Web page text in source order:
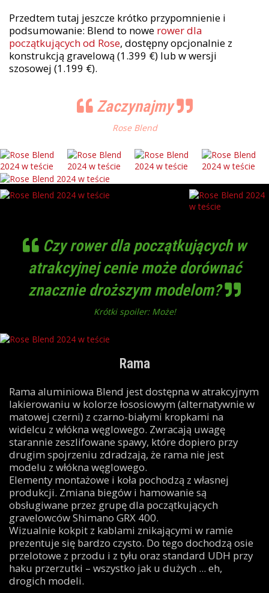
Przedtem tutaj jeszcze krótko przypomnienie i
podsumowanie: Blend to nowe rower dla
początkujących od Rose, dostępny opcjonalnie z
konstrukcją gravelową (1.399 €) lub w wersji
szosowej (1.199 €).
Zaczynajmy
Rose Blend
Czy rower dla początkujących w
atrakcyjnej cenie może dorównać
znacznie droższym modelom?
Krótki spoiler: Może!
Rama
Rama aluminiowa Blend jest dostępna w atrakcyjnym
lakierowaniu w kolorze łososiowym (alternatywnie w
matowej czerni) z czarno-białymi kropkami na
widelcu z włókna węglowego. Zwracają uwagę
starannie zeszlifowane spawy, które dopiero przy
drugim spojrzeniu zdradzają, że rama nie jest
modelu z włókna węglowego.
Elementy montażowe i koła pochodzą z własnej
produkcji. Zmiana biegów i hamowanie są
obsługiwane przez grupę dla początkujących
gravelowców Shimano GRX 400.
Wizualnie kokpit z kablami znikającymi w ramie
prezentuje się bardzo czysto. Do tego dochodzą osie
przelotowe z przodu i z tyłu oraz standard UDH przy
haku przerzutki – wszystko jak u dużych ... eh,
drogich modeli.